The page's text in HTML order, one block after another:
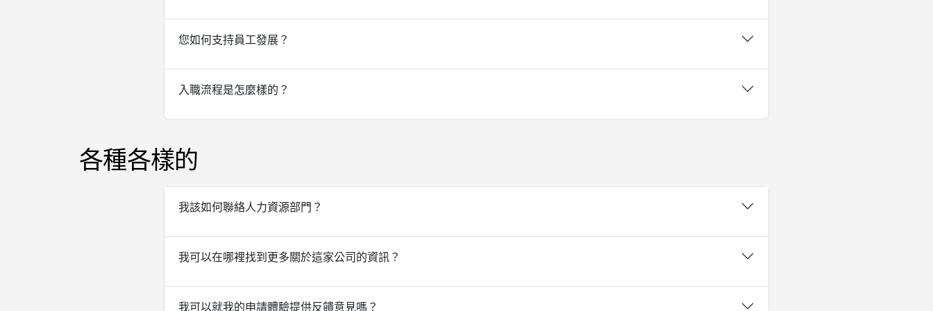
您如何支持員工發展？
入職流程是怎麼樣的？
各種各樣的
我該如何聯絡人力資源部門？
我可以在哪裡找到更多關於這家公司的資訊？
我可以就我的申請體驗提供反饋意見嗎？